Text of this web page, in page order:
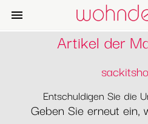

Artikel der
Entschuldigen Sie die
Geben Sie erneut ein,